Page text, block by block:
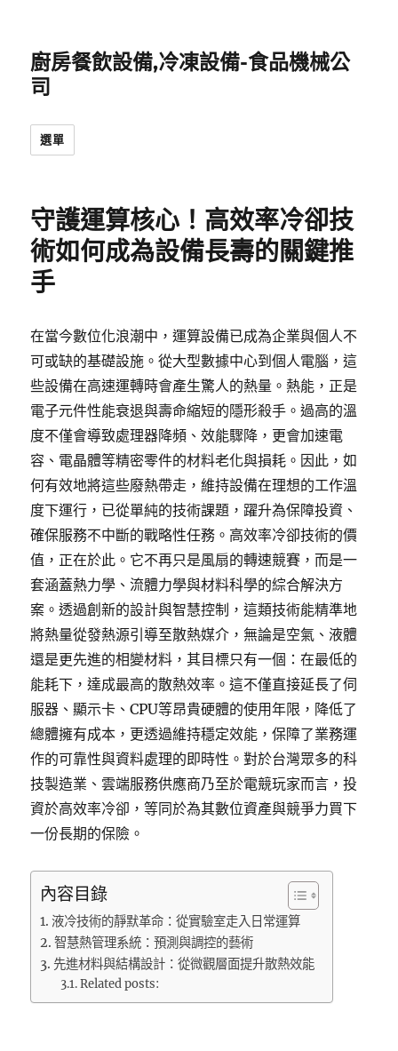
廚房餐飲設備,冷凍設備-食品機械公
司
選單
守護運算核心！高效率冷卻技
術如何成為設備長壽的關鍵推
手
在當今數位化浪潮中，運算設備已成為企業與個人不
可或缺的基礎設施。從大型數據中心到個人電腦，這
些設備在高速運轉時會產生驚人的熱量。熱能，正是
電子元件性能衰退與壽命縮短的隱形殺手。過高的溫
度不僅會導致處理器降頻、效能驟降，更會加速電
容、電晶體等精密零件的材料老化與損耗。因此，如
何有效地將這些廢熱帶走，維持設備在理想的工作溫
度下運行，已從單純的技術課題，躍升為保障投資、
確保服務不中斷的戰略性任務。高效率冷卻技術的價
值，正在於此。它不再只是風扇的轉速競賽，而是一
套涵蓋熱力學、流體力學與材料科學的綜合解決方
案。透過創新的設計與智慧控制，這類技術能精準地
將熱量從發熱源引導至散熱媒介，無論是空氣、液體
還是更先進的相變材料，其目標只有一個：在最低的
能耗下，達成最高的散熱效率。這不僅直接延長了伺
服器、顯示卡、CPU等昂貴硬體的使用年限，降低了
總體擁有成本，更透過維持穩定效能，保障了業務運
作的可靠性與資料處理的即時性。對於台灣眾多的科
技製造業、雲端服務供應商乃至於電競玩家而言，投
資於高效率冷卻，等同於為其數位資產與競爭力買下
一份長期的保險。
內容目錄
液冷技術的靜默革命：從實驗室走入日常運算
智慧熱管理系統：預測與調控的藝術
先進材料與結構設計：從微觀層面提升散熱效能
Related posts: